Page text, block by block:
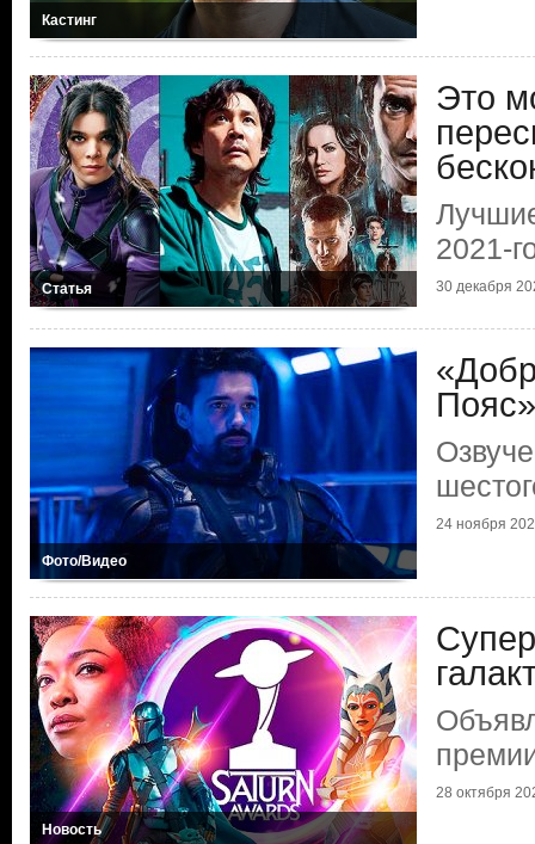
Кастинг
Статья
Это
2021-
30 декабря
Фото/Видео
Пояс»
24 ноября
Новость
28 октября